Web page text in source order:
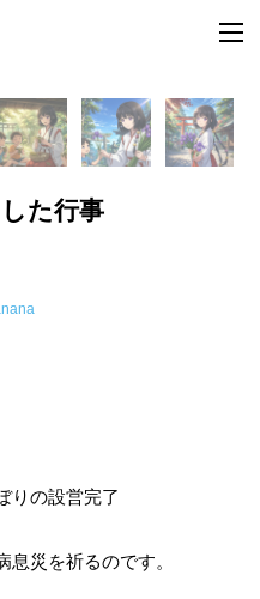
t
o
l
e
n
a
v
た行事
りの設営完了
災を祈るのです。